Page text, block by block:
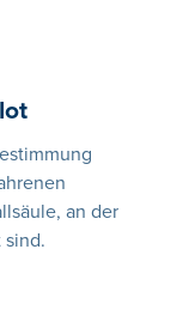
an der